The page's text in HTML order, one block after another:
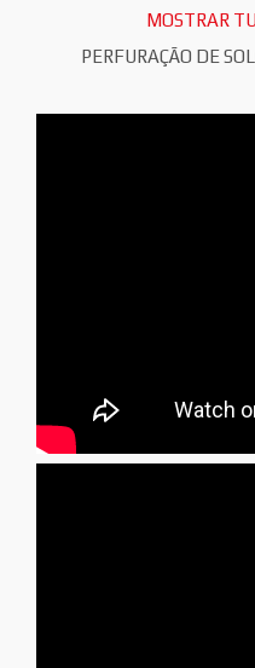
MOSTRAR
PERFURAÇÃO DE